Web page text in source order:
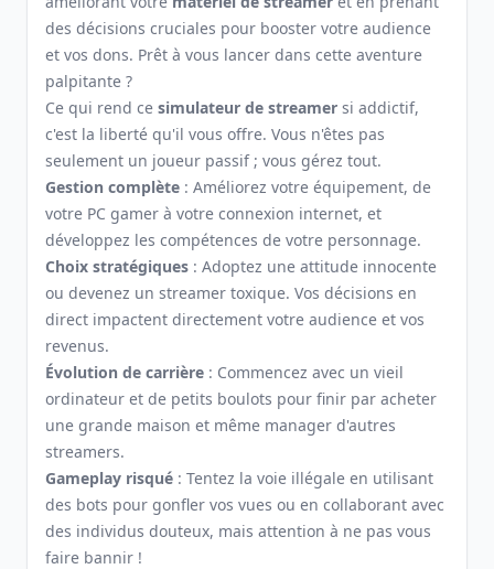
des décisions cruciales pour booster votre audience
et vos dons. Prêt à vous lancer dans cette aventure
palpitante ?
Ce qui rend ce simulateur de streamer si addictif,
c'est la liberté qu'il vous offre. Vous n'êtes pas
seulement un joueur passif ; vous gérez tout.
Gestion complète : Améliorez votre équipement, de
votre PC gamer à votre connexion internet, et
développez les compétences de votre personnage.
Choix stratégiques : Adoptez une attitude innocente
ou devenez un streamer toxique. Vos décisions en
direct impactent directement votre audience et vos
revenus.
Évolution de carrière : Commencez avec un vieil
ordinateur et de petits boulots pour finir par acheter
une grande maison et même manager d'autres
streamers.
Gameplay risqué : Tentez la voie illégale en utilisant
des bots pour gonfler vos vues ou en collaborant avec
des individus douteux, mais attention à ne pas vous
faire bannir !